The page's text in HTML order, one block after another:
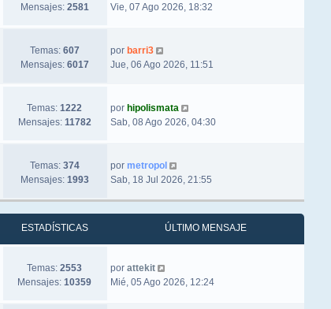
Mensajes: 2581
Vie, 07 Ago 2026, 18:32
Temas: 607
Mensajes: 6017
por barri3
Jue, 06 Ago 2026, 11:51
Temas:1222
Mensajes: 11782
por hipolismata
Sab, 08 Ago 2026, 04:30
Temas: 374
Mensajes: 1993
por metropol
Sab, 18 Jul 2026, 21:55
ESTADÍSTICAS ÚLTIMO MENSAJE
Temas:2553
Mensajes:10359
por attekit
Mié, 05 Ago 2026, 12:24